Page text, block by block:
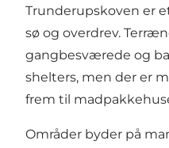
Trunderupskoven er
sø og overdrev.
gangbesværede og
shelters, men der er
frem til
Områder byder på